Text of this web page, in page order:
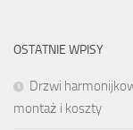
OSTATNIE WPISY
Drzwi
montaż i koszty